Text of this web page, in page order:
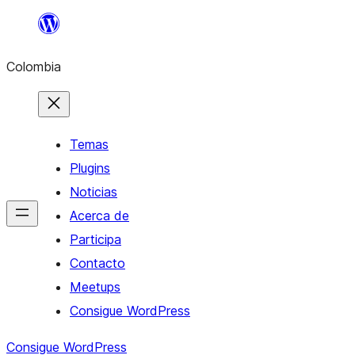
Saltar
contenido
Colombia
Temas
Plugins
Noticias
Acerca de
Participa
Contacto
Meetups
Consigue WordPress
Consigue WordPress